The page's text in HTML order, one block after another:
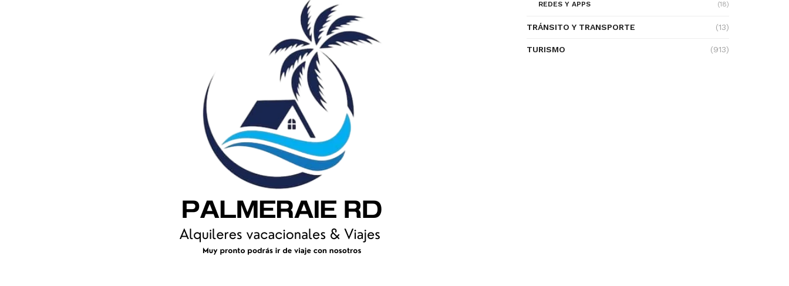
REDES Y APPS
(18)
TRÁNSITO Y TRANSPORTE (13)
TURISMO (913)